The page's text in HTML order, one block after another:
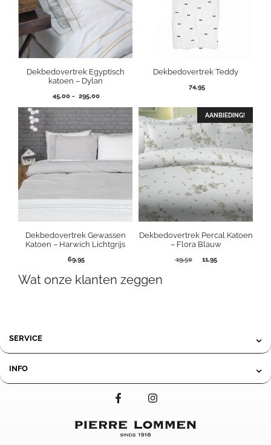
Dekbedovertrek Egyptisch
katoen – Dylan
45,00 - 295,00Prijsklasse:
tot
295,00
Dekbedovertrek Teddy
74,95
Dekbedovertrek Gewassen
Katoen – Harwich Lichtgrijs
69,95
AANBIEDING!
Dekbedovertrek Percal Katoen
– Flora Blauw
19,50
Oorspronkelijke
11,95Huidige
Wat onze klanten zeggen
SERVICE
INFO